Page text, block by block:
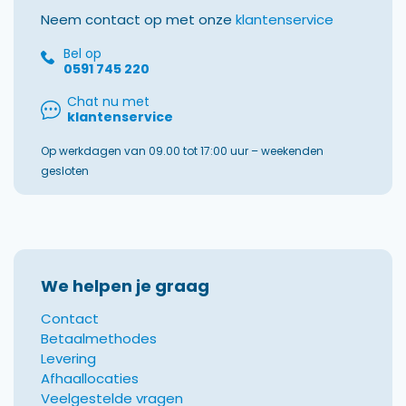
Neem contact op met onze klantenservice
Bel op
0591 745 220
Chat nu met
klantenservice
Op werkdagen van 09.00 tot 17:00 uur – weekenden
gesloten
We helpen je graag
Contact
Betaalmethodes
Levering
Afhaallocaties
Veelgestelde vragen